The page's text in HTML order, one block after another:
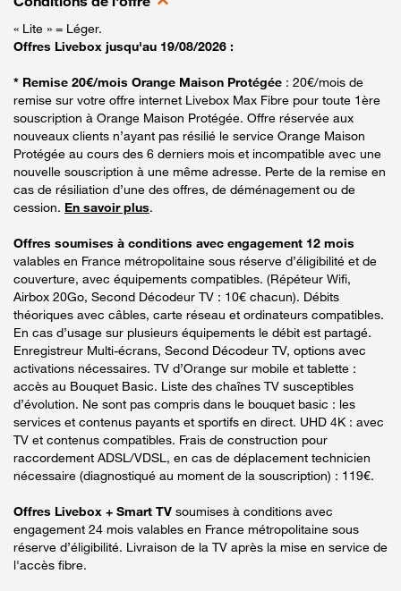
« Lite » = Léger.
Offres Livebox jusqu'au 19/08/2026 :
* Remise 20€/mois Orange Maison Protégée : 20€/mois de
remise sur votre offre internet Livebox Max Fibre pour toute 1ère
souscription à Orange Maison Protégée. Offre réservée aux
nouveaux clients n’ayant pas résilié le service Orange Maison
Protégée au cours des 6 derniers mois et incompatible avec une
nouvelle souscription à une même adresse. Perte de la remise en
cas de résiliation d’une des offres, de déménagement ou de
cession. En savoir plus.
Offres soumises à conditions avec engagement 12 mois
valables en France métropolitaine sous réserve d’éligibilité et de
couverture, avec équipements compatibles. (Répéteur Wifi,
Airbox 20Go, Second Décodeur TV : 10€ chacun). Débits
théoriques avec câbles, carte réseau et ordinateurs compatibles.
En cas d’usage sur plusieurs équipements le débit est partagé.
Enregistreur Multi-écrans, Second Décodeur TV, options avec
activations nécessaires. TV d’Orange sur mobile et tablette :
accès au Bouquet Basic. Liste des chaînes TV susceptibles
d’évolution. Ne sont pas compris dans le bouquet basic : les
services et contenus payants et sportifs en direct. UHD 4K : avec
TV et contenus compatibles. Frais de construction pour
raccordement ADSL/VDSL, en cas de déplacement technicien
nécessaire (diagnostiqué au moment de la souscription) : 119€.
Offres Livebox + Smart TV soumises à conditions avec
engagement 24 mois valables en France métropolitaine sous
réserve d’éligibilité. Livraison de la TV après la mise en service de
l'accès fibre.